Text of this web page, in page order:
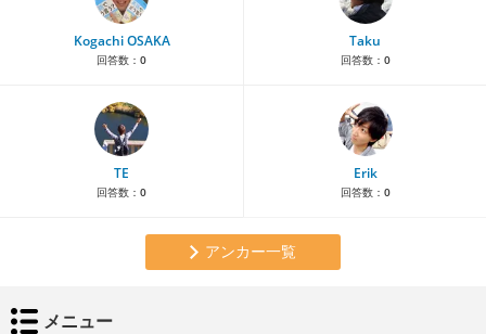
Kogachi OSAKA
回答数： 0
Taku
回答数： 0
TE
回答数： 0
Erik
回答数： 0
アンカー一覧
メニュー